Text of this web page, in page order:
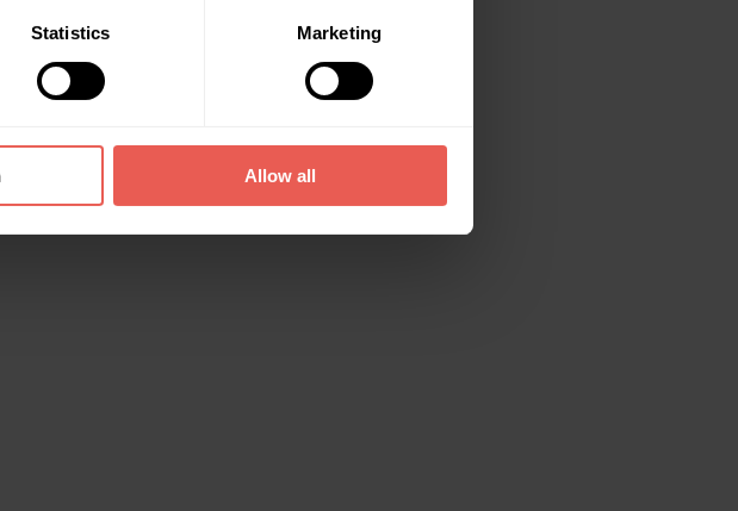
Statistics Marketing
Allow all